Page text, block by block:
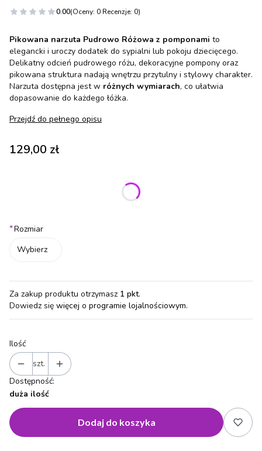
0.00(Oceny: 0 Recenzje: 0)
Pikowana narzuta Pudrowo Różowa z pomponami to
elegancki i uroczy dodatek do sypialni lub pokoju dziecięcego.
Delikatny odcień pudrowego różu, dekoracyjne pompony oraz
pikowana struktura nadają wnętrzu przytulny i stylowy charakter.
Narzuta dostępna jest w różnych wymiarach, co ułatwia
dopasowanie do każdego łóżka.
Przejdź do pełnego opisu
Cena
129,00 zł
Poszczególne warianty mogą różnić się ceną
*Rozmiar
Wybierz
Za zakup produktu otrzymasz 1 pkt.
Dowiedz się więcej o programie lojalnościowym.
Ilość
szt.
Dostępność:
duża ilość
Dodaj do koszyka